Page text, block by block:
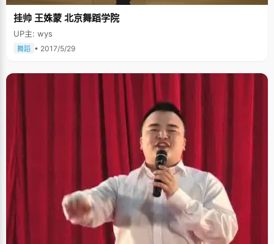
挂帅 王姝蒙 北京舞蹈学院
UP主: wys
舞蹈 • 2017/5/29